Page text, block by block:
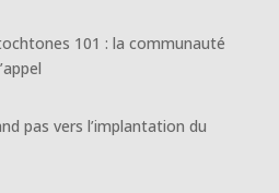
101 : la communauté
pas vers l’implantation du